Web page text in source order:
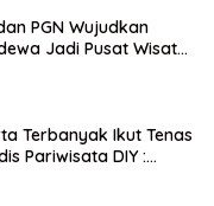
PGN Wujudkan
Jadi Pusat Wisata
Terbanyak Ikut Tenas
Pariwisata DIY :